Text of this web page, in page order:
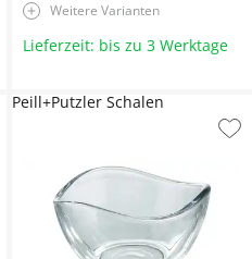
Weitere Varianten
Lieferzeit: bis zu 3 Werktage
Peill+Putzler Schalen